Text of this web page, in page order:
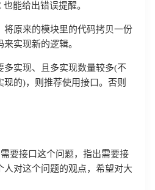
能给出错误提醒。
将原来的模块里的代码拷贝一份
实现新的逻辑。
多实现、且多实现数量较多(不
的)，则推荐使用接口。否则
要接口这个问题，指出需要接
人对这个问题的观点，希望对大